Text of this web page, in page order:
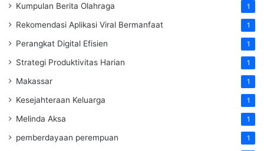
Kumpulan Berita Olahraga 1
Rekomendasi Aplikasi Viral Bermanfaat 1
Perangkat Digital Efisien 1
Strategi Produktivitas Harian 1
Makassar 1
Kesejahteraan Keluarga 1
Melinda Aksa 1
pemberdayaan perempuan 1